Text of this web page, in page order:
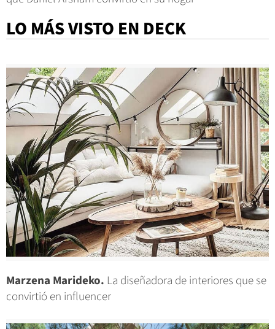
LO MÁS VISTO EN DECK
Marzena Marideko. La diseñadora de interiores que se
convirtió en influencer